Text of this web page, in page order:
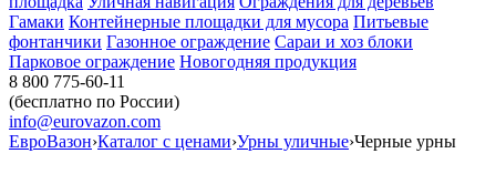
Гамаки Контейнерные площадки для мусора Питьевые
фонтанчики Газонное ограждение Сараи и хоз блоки
Парковое ограждение Новогодняя продукция
8 800 775-60-11
(бесплатно по России)
info@eurovazon.com
ЕвроВазон›Каталог с ценами›Урны уличные›Черные урны